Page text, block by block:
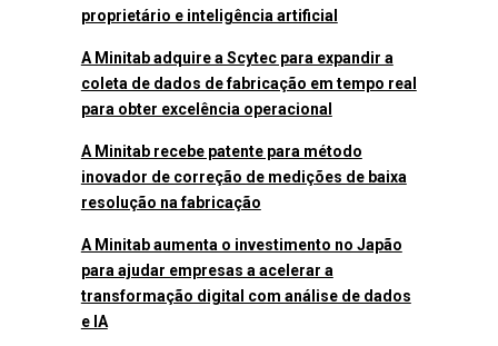
proprietário e inteligência artificial
A Minitab adquire a Scytec para expandir a
coleta de dados de fabricação em tempo real
para obter excelência operacional
A Minitab recebe patente para método
inovador de correção de medições de baixa
resolução na fabricação
A Minitab aumenta o investimento no Japão
para ajudar empresas a acelerar a
transformação digital com análise de dados
e IA